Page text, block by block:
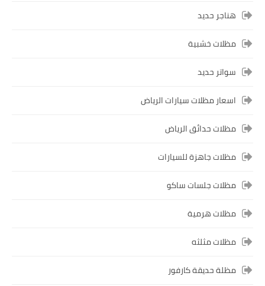
هناجر حديد
مظلات خشبية
سواتر حديد
اسعار مظلات سيارات الرياض
مظلات حدائق الرياض
مظلات جاهزة للسيارات
مظلات جلسات ساكو
مظلات هرمية
مظلات مثلثه
مظلة حديقة كارفور